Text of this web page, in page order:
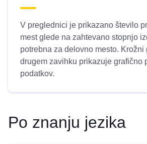
V preglednici je prikazano število
mest glede na zahtevano stopnjo
potrebna za delovno mesto. Krožni
drugem zavihku prikazuje grafično
podatkov.
Po znanju jezika